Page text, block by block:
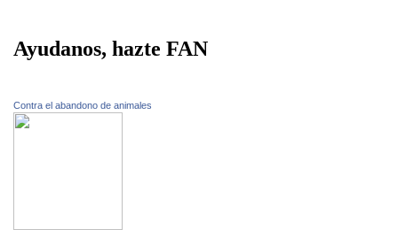
Ayudanos, hazte FAN
Contra el abandono de animales